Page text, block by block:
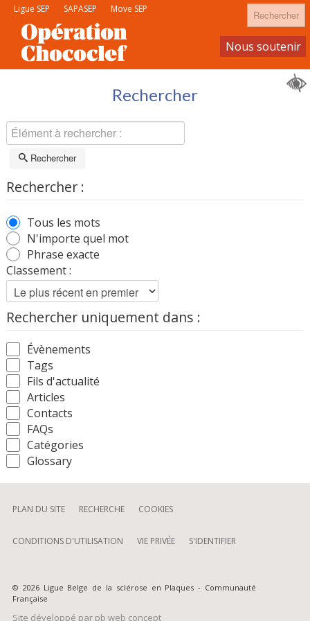
Ligue SEP SAPASEP Move SEP Rechercher
Nous soutenir
Devenir membre
Rechercher
Rechercher
Rechercher :
Tous les mots
N'importe quel mot
Phrase exacte
Classement :
Rechercher uniquement dans :
Évènements
Tags
Fils d'actualité
Articles
Contacts
FAQs
Catégories
Glossary
PLAN DU SITE RECHERCHE COOKIES
CONDITIONS D'UTILISATION VIE PRIVÉE S'IDENTIFIER
© 2026 Ligue Belge de la sclérose en Plaques - Communauté
Française
Site développé par pb web concept